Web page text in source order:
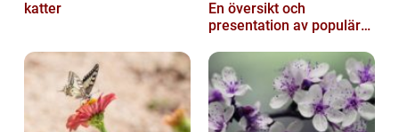
katter
En översikt och
presentation av populära